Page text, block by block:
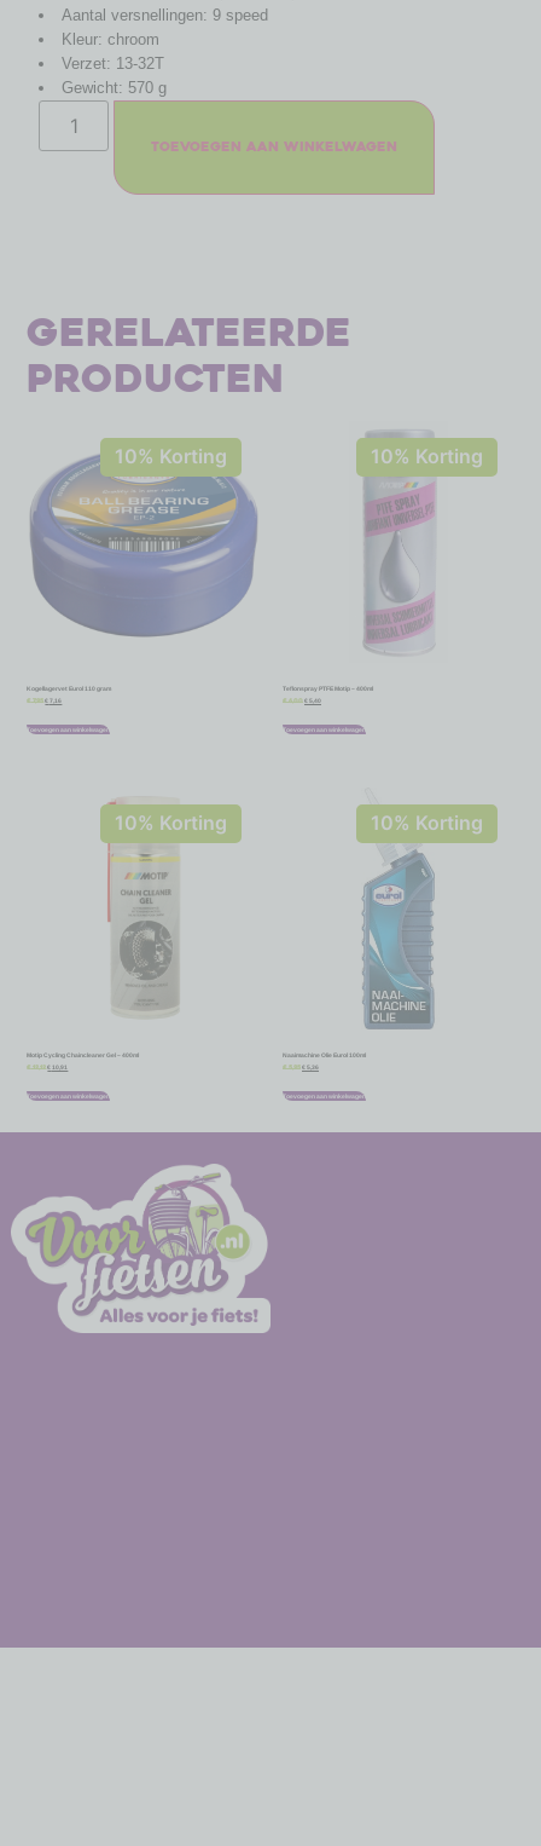
Aantal versnellingen: 9 speed
Kleur: chroom
Verzet: 13-32T
Gewicht: 570 g
Toevoegen aan winkelwagen
Gerelateerde
producten
10% Korting
Kogellagervet Eurol 110 gram
€7,95 € 7,16
Toevoegen aan winkelwagen
10% Korting
Teflonspray PTFE Motip – 400ml
€ 6,00 € 5,40
Toevoegen aan winkelwagen
10% Korting
Motip Cycling Chaincleaner Gel – 400ml
€12,12 € 10,91
Toevoegen aan winkelwagen
10% Korting
Naaimachine Olie Eurol 100ml
€ 5,95 € 5,36
Toevoegen aan winkelwagen